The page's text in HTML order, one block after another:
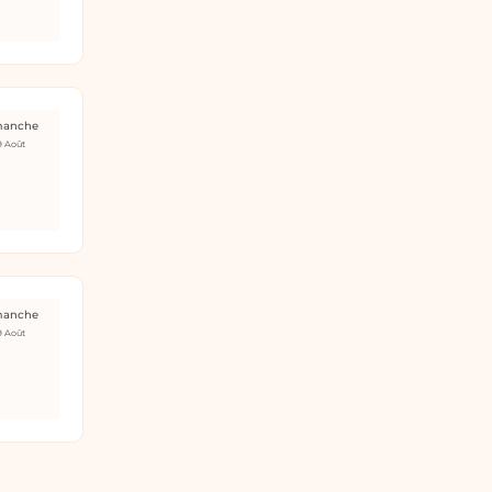
Août
Août